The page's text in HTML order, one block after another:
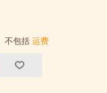
不包括运费